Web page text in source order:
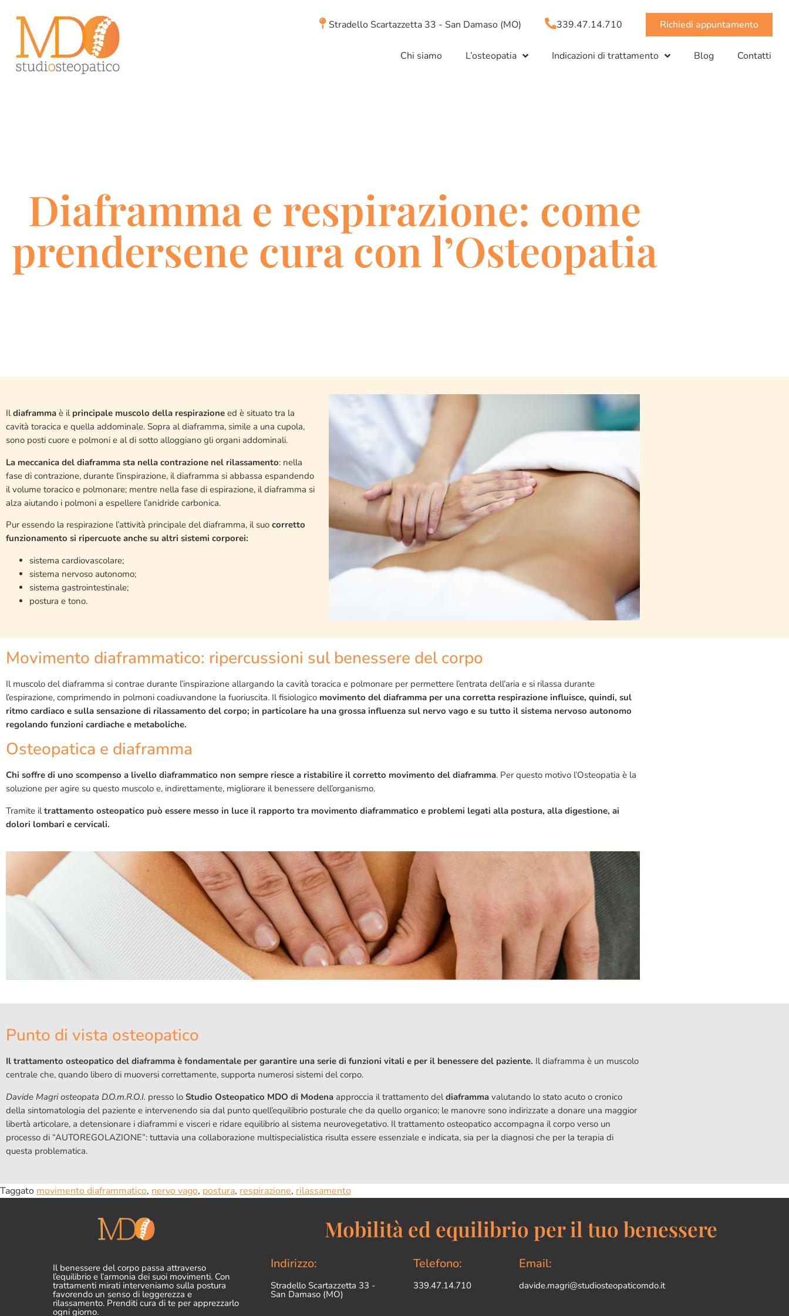
Stradello Scartazzetta 33 - San Damaso (MO) 339.47.14.710 Richiedi appuntamento
Chi siamo L’osteopatia Indicazioni di trattamento Blog Contatti
Diaframma e respirazione: come
prendersene cura con l’Osteopatia
Ildiaframma è il principale muscolo della respirazione ed è situato tra la
cavità toracica e quella addominale. Sopra al diaframma, simile a una cupola,
sono posti cuore e polmoni e al di sotto alloggiano gli organi addominali.
La meccanica del diaframma sta nella contrazione nel rilassamento: nella
fase di contrazione, durante l’inspirazione, il diaframma si abbassa espandendo
il volume toracico e polmonare; mentre nella fase di espirazione, il diaframma si
alza aiutando i polmoni a espellere l’anidride carbonica.
Pur essendo la respirazione l’attività principale del diaframma, il suo corretto
funzionamento si ripercuote anche su altri sistemi corporei:
sistema cardiovascolare;
sistema nervoso autonomo;
sistema gastrointestinale;
postura e tono.
Movimento diaframmatico: ripercussioni sul benessere del corpo
Il muscolo del diaframma si contrae durante l’inspirazione allargando la cavità toracica e polmonare per permettere l’entrata dell’aria e si rilassa durante
l’espirazione, comprimendo in polmoni coadiuvandone la fuoriuscita. Il fisiologico movimento del diaframma per una corretta respirazione influisce, quindi, sul
ritmo cardiaco e sulla sensazione di rilassamento del corpo; in particolare ha una grossa influenza sul nervo vago e su tutto il sistema nervoso autonomo
regolando funzioni cardiache e metaboliche.
Osteopatica e diaframma
Chi soffre di uno scompenso a livello diaframmatico non sempre riesce a ristabilire il corretto movimento del diaframma. Per questo motivo l’Osteopatia è la
soluzione per agire su questo muscolo e, indirettamente, migliorare il benessere dell’organismo.
Tramite iltrattamento osteopatico può essere messo in luce il rapporto tra movimento diaframmatico e problemi legati alla postura, alla digestione, ai
dolori lombari e cervicali.
Punto di vista osteopatico
Il trattamento osteopatico del diaframma è fondamentale per garantire una serie di funzioni vitali e per il benessere del paziente. Il diaframma è un muscolo
centrale che, quando libero di muoversi correttamente, supporta numerosi sistemi del corpo.
Davide Magri osteopata D.O.m.R.O.I. presso lo Studio Osteopatico MDO di Modena approccia il trattamento deldiaframma valutando lo stato acuto o cronico
della sintomatologia del paziente e intervenendo sia dal punto quell’equilibrio posturale che da quello organico; le manovre sono indirizzate a donare una maggior
libertà articolare, a detensionare i diaframmi e visceri e ridare equilibrio al sistema neurovegetativo. Il trattamento osteopatico accompagna il corpo verso un
processo di “AUTOREGOLAZIONE”: tuttavia una collaborazione multispecialistica risulta essere essenziale e indicata, sia per la diagnosi che per la terapia di
questa problematica.
Taggato movimento diaframmatico, nervo vago, postura, respirazione, rilassamento
Mobilità ed equilibrio per il tuo benessere
Il benessere del corpo passa attraverso
l’equilibrio e l’armonia dei suoi movimenti. Con
trattamenti mirati interveniamo sulla postura
favorendo un senso di leggerezza e
rilassamento. Prenditi cura di te per apprezzarlo
ogni giorno.
Indirizzo:
Stradello Scartazzetta 33 -
San Damaso (MO)
Telefono:
339.47.14.710
Email:
davide.magri@studiosteopaticomdo.it